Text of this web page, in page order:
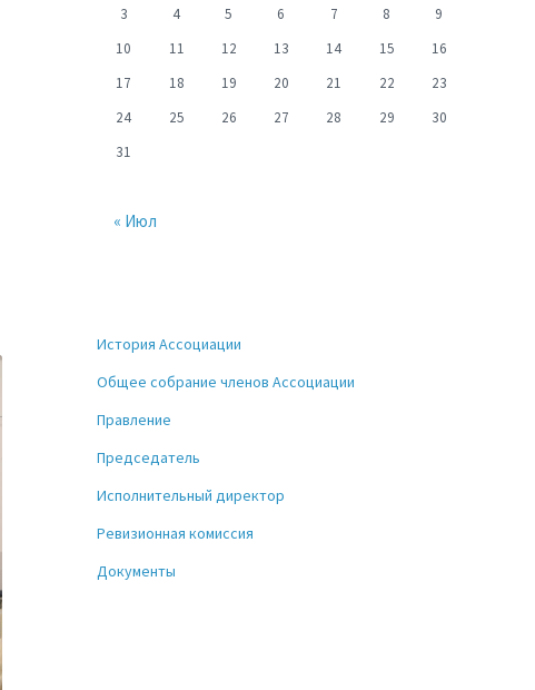
3
4 5 6 7 8
9
10
11 12 13 14 15
16
17
18 19 20 21 22
23
24
25 26 27 28 29
30
31
« Июл
История Ассоциации
Общее собрание членов Ассоциации
Правление
Председатель
Исполнительный директор
Ревизионная комиссия
Документы